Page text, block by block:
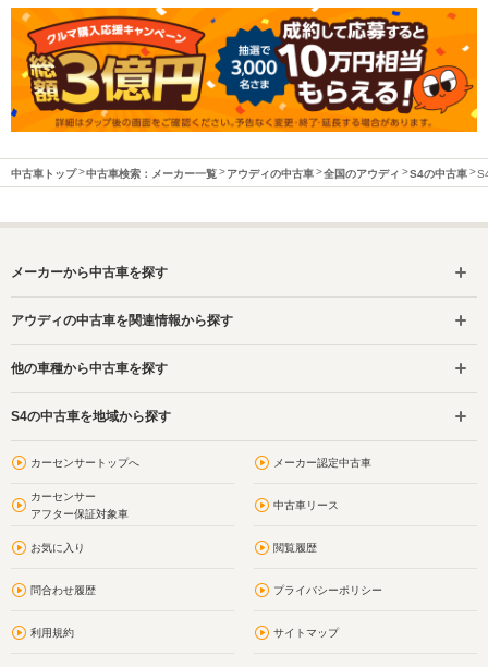
中古車トップ 中古車検索：メーカー一覧 アウディの中古車 全国のアウディ S4の中古車
メーカーから中古車を探す
アウディの中古車を関連情報から探す
他の車種から中古車を探す
S4の中古車を地域から探す
カーセンサートップへ メーカー認定中古車
カーセンサー
アフター保証対象車
中古車リース
お気に入り 閲覧履歴
問合わせ履歴 プライバシーポリシー
利用規約 サイトマップ